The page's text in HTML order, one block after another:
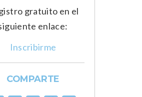
gratuito en el
enlace:
Inscribirme
COMPARTE